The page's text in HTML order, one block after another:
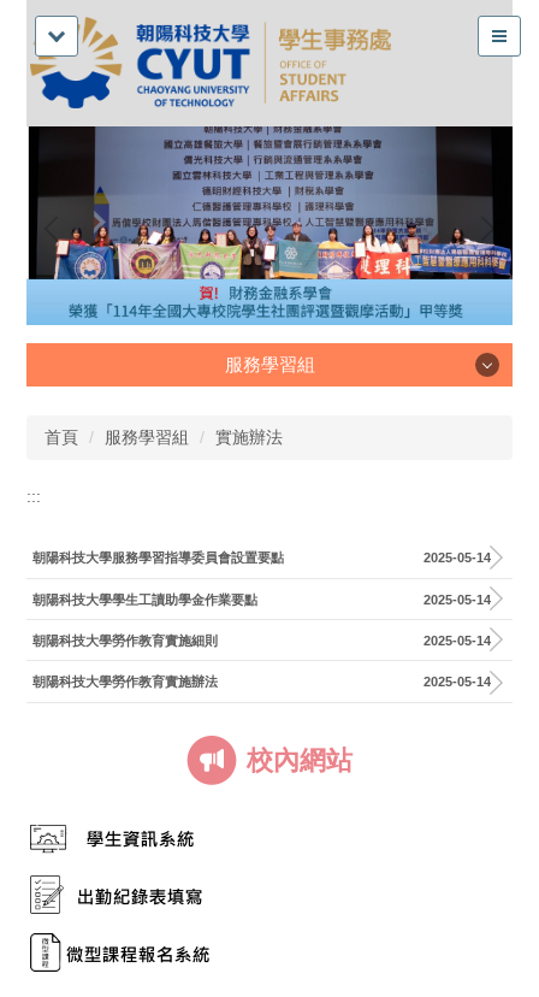
服務學習組
服務學習組
首頁 服務學習組 實施辦法
:::
朝陽科技大學服務學習指導委員會設置要點 2025-05-14
朝陽科技大學學生工讀助學金作業要點 2025-05-14
朝陽科技大學勞作教育實施細則 2025-05-14
朝陽科技大學勞作教育實施辦法 2025-05-14
校內網站